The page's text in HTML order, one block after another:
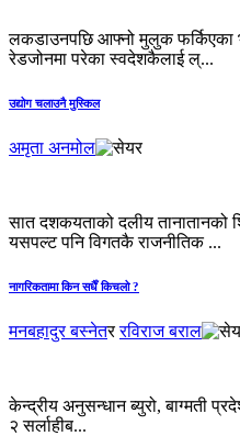
लकडाउनपछि आफ्नो मुलुक फर्किएका
रेडजोनमा परेका स्वदेशकैलाई ल्...
उद्योग चलाउनै मुस्किल
अमृता अनमोल
सात दशकयताको दलीय तानातानको
यसपल्ट पनि विगतकै राजनीतिक ...
नागरिकतामा किन सधैँ किचलो ?
मनबहादुर बस्नेतररविराज बराल
केन्द्रीय अनुसन्धान ब्युरो, बाग्मती
२ सर्लाहीब...